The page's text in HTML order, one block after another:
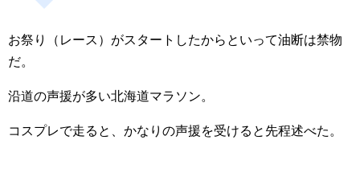
お祭り（レース）がスタートしたからといって油断は禁物
だ。
沿道の声援が多い北海道マラソン。
コスプレで走ると、かなりの声援を受けると先程述べた。